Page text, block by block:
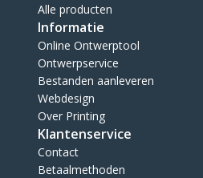
Alle producten
Informatie
Online Ontwerptool
Ontwerpservice
Bestanden aanleveren
Webdesign
Over Printing
Klantenservice
Contact
Betaalmethoden